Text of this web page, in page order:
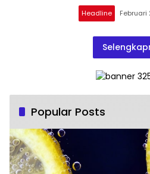
Headline Februari
Popular Posts